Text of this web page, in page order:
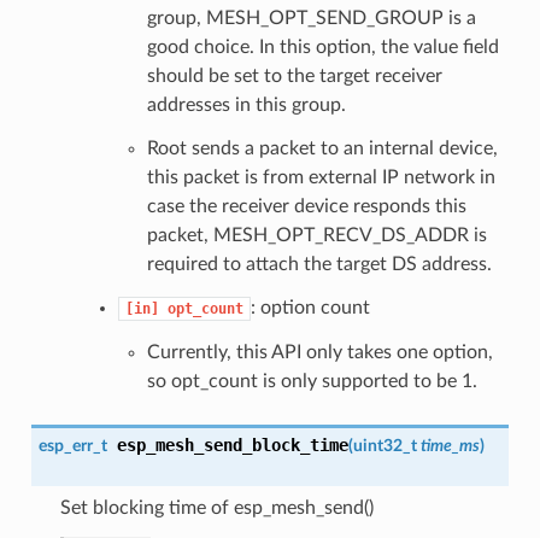
group, MESH_OPT_SEND_GROUP is a
good choice. In this option, the value field
should be set to the target receiver
addresses in this group.
Root sends a packet to an internal device,
this packet is from external IP network in
case the receiver device responds this
packet, MESH_OPT_RECV_DS_ADDR is
required to attach the target DS address.
[in] opt_count : option count
Currently, this API only takes one option,
so opt_count is only supported to be 1.
esp_err_t esp_mesh_send_block_time(uint32_t time_ms)
Set blocking time of esp_mesh_send()